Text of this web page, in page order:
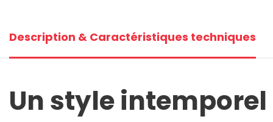
Description & Caractéristiques techniques
Un style